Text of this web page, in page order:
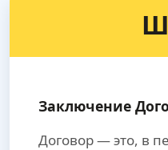
Заключение
Договор — это, в